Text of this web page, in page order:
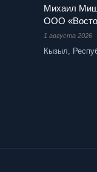
Михаил
ООО
1 августа 2026
Кызыл,